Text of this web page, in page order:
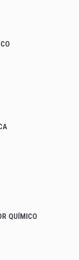
QUÍMICO